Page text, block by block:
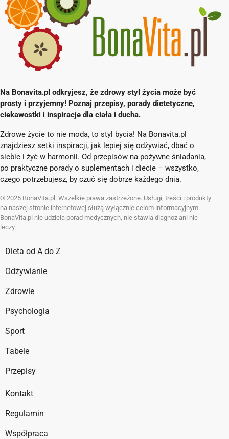
Na Bonavita.pl odkryjesz, że zdrowy styl życia może być
prosty i przyjemny! Poznaj przepisy, porady dietetyczne,
ciekawostki i inspiracje dla ciała i ducha.
Zdrowe życie to nie moda, to styl bycia! Na Bonavita.pl
znajdziesz setki inspiracji, jak lepiej się odżywiać, dbać o
siebie i żyć w harmonii. Od przepisów na pożywne śniadania,
po praktyczne porady o suplementach i diecie – wszystko,
czego potrzebujesz, by czuć się dobrze każdego dnia.
© 2025 BonaVita.pl. Wszelkie prawa zastrzeżone. Usługi, treści i produkty
na naszej stronie internetowej służą wyłącznie celom informacyjnym.
BonaVita.pl nie udziela porad medycznych, nie stawia diagnoz ani nie
leczy.
Dieta od A do Z
Odżywianie
Zdrowie
Psychologia
Sport
Tabele
Przepisy
Kontakt
Regulamin
Współpraca